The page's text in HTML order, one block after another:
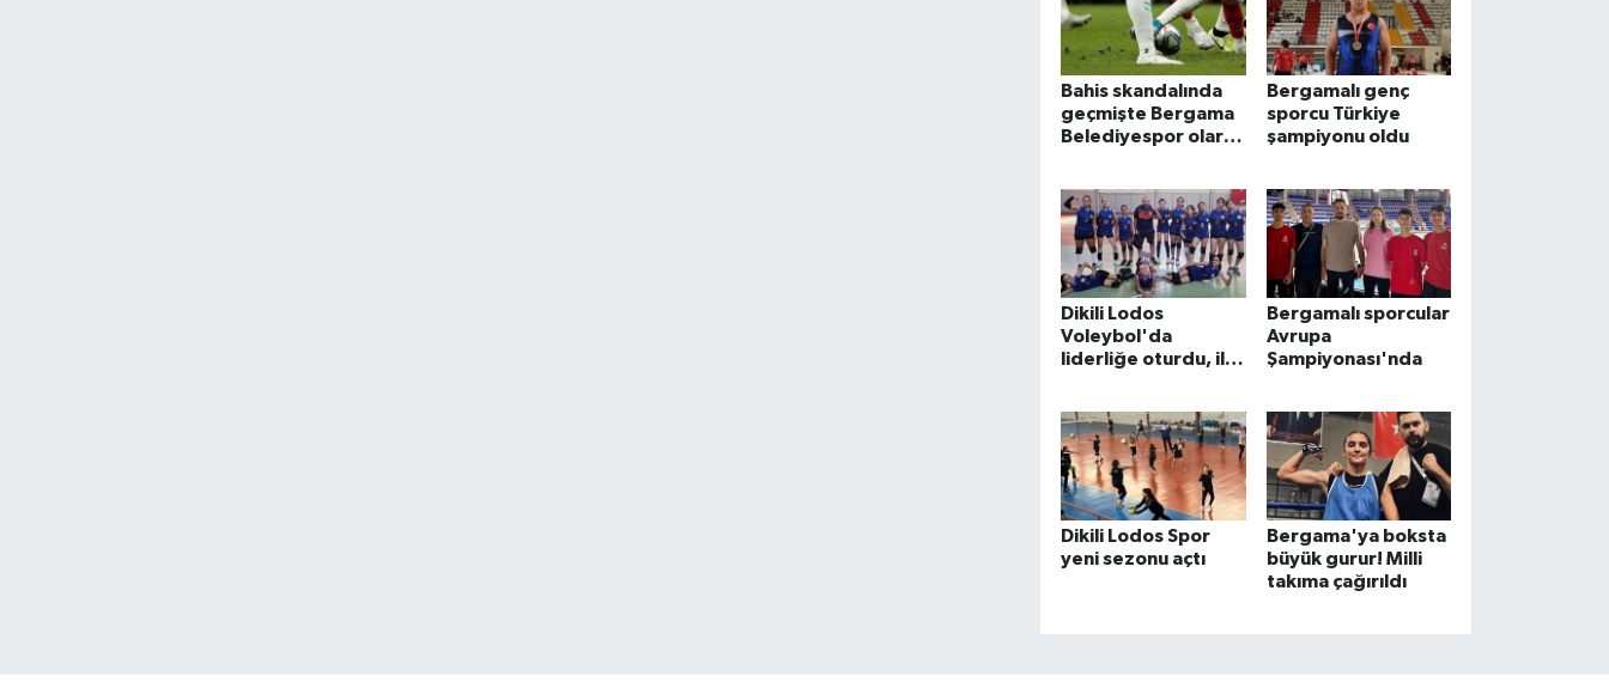
Bahis skandalında
geçmişte Bergama
Belediyespor olarak
Bergamalı genç
sporcu Türkiye
şampiyonu oldu
Dikili Lodos
Voleybol'da
liderliğe oturdu, ilk
Bergamalı sporcular
Avrupa
Şampiyonası'nda
Dikili Lodos Spor
yeni sezonu açtı
Bergama'ya boksta
büyük gurur! Milli
takıma çağırıldı